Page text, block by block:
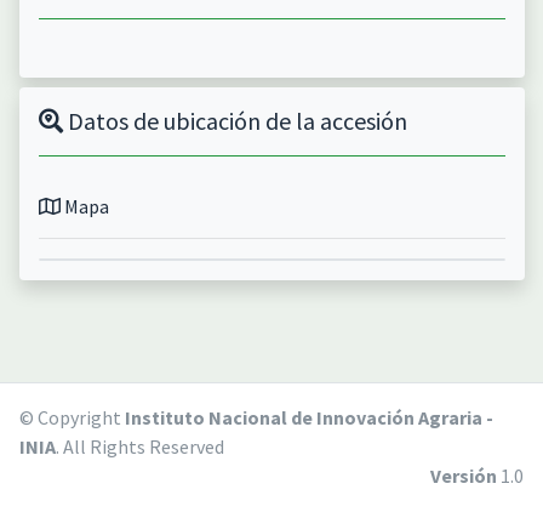
Datos de ubicación de la accesión
Mapa
© Copyright Instituto Nacional de Innovación Agraria -
INIA. All Rights Reserved
Versión 1.0